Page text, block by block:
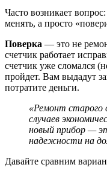
Часто возникает
менять, а просто
Поверка — это не
счетчик работает
счетчик уже сломался
пройдет. Вам выдадут
потратите деньги.
«Ремонт старого
случаев
новый прибор —
надежности на
Давайте сравним